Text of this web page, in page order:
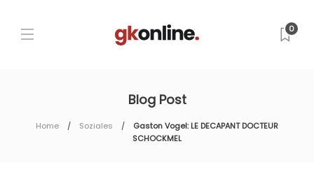
0
Blog Post
Home Soziales
Gaston Vogel: LE DECAPANT DOCTEUR
SCHOCKMEL